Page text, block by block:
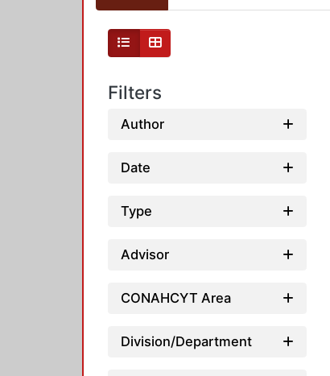
Filters
Author
Date
Type
Advisor
CONAHCYT Area
Division/Department